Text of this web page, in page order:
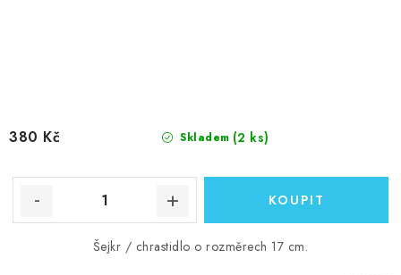
Skladem (2 ks)
380 Kč
Šejkr / chrastidlo o rozměrech 17 cm.